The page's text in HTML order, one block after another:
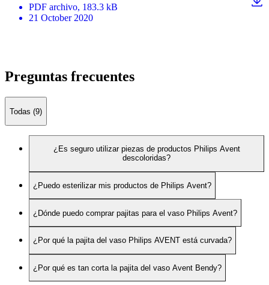
PDF archivo, 183.3 kB
21 October 2020
Preguntas frecuentes
Todas (9)
¿Es seguro utilizar piezas de productos Philips Avent
descoloridas?
¿Puedo esterilizar mis productos de Philips Avent?
¿Dónde puedo comprar pajitas para el vaso Philips Avent?
¿Por qué la pajita del vaso Philips AVENT está curvada?
¿Por qué es tan corta la pajita del vaso Avent Bendy?